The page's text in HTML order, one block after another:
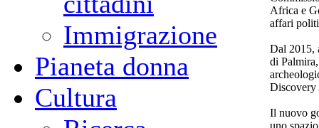
Immigrazione
Pianeta donna
Cultura
Africa e
affari
Dal 2015,
di
Discovery
Il nuovo
uno